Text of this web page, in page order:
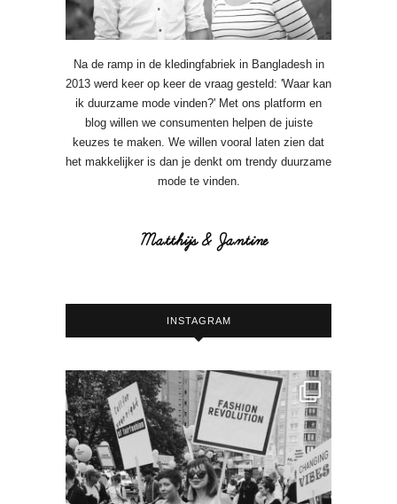
Na de ramp in de kledingfabriek in Bangladesh in
2013 werd keer op keer de vraag gesteld: 'Waar kan
ik duurzame mode vinden?' Met ons platform en
blog willen we consumenten helpen de juiste
keuzes te maken. We willen vooral laten zien dat
het makkelijker is dan je denkt om trendy duurzame
mode te vinden.
INSTAGRAM